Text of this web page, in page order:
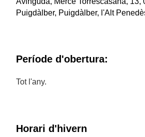
Puigdàlber, Puigdàlber, l'Alt
Període d'obertura:
Tot l'any.
Horari d'hivern